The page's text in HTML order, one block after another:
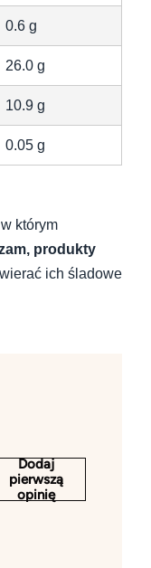
0.6 g
26.0 g
10.9 g
0.05 g
którym
produkty
ich śladowe
Dodaj
pierwszą
opinię